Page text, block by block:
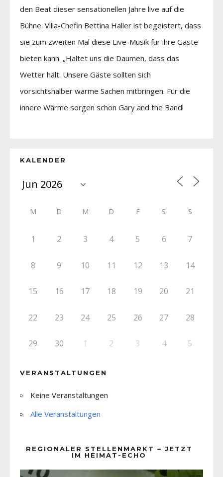
den Beat dieser sensationellen Jahre live auf die
Bühne. Villa-Chefin Bettina Haller ist begeistert, dass
sie zum zweiten Mal diese Live-Musik für ihre Gäste
bieten kann. „Haltet uns die Daumen, dass das
Wetter hält. Unsere Gäste sollten sich
vorsichtshalber warme Sachen mitbringen. Für die
innere Wärme sorgen schon Gary and the Band!
KALENDER
M D M D F S S
1 2 3 4 5 6 7
8 9 10 11 12 13 14
15 16 17 18 19 20 21
22 23 24 25 26 27 28
29 30 1 2 3 4 5
VERANSTALTUNGEN
Keine Veranstaltungen
Alle Veranstaltungen
REGIONALER STELLENMARKT – JETZT
IM HEIMAT-ECHO